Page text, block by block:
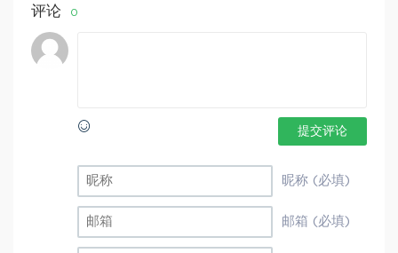
评论 0
提交评论
昵称 (必填)
邮箱 (必填)